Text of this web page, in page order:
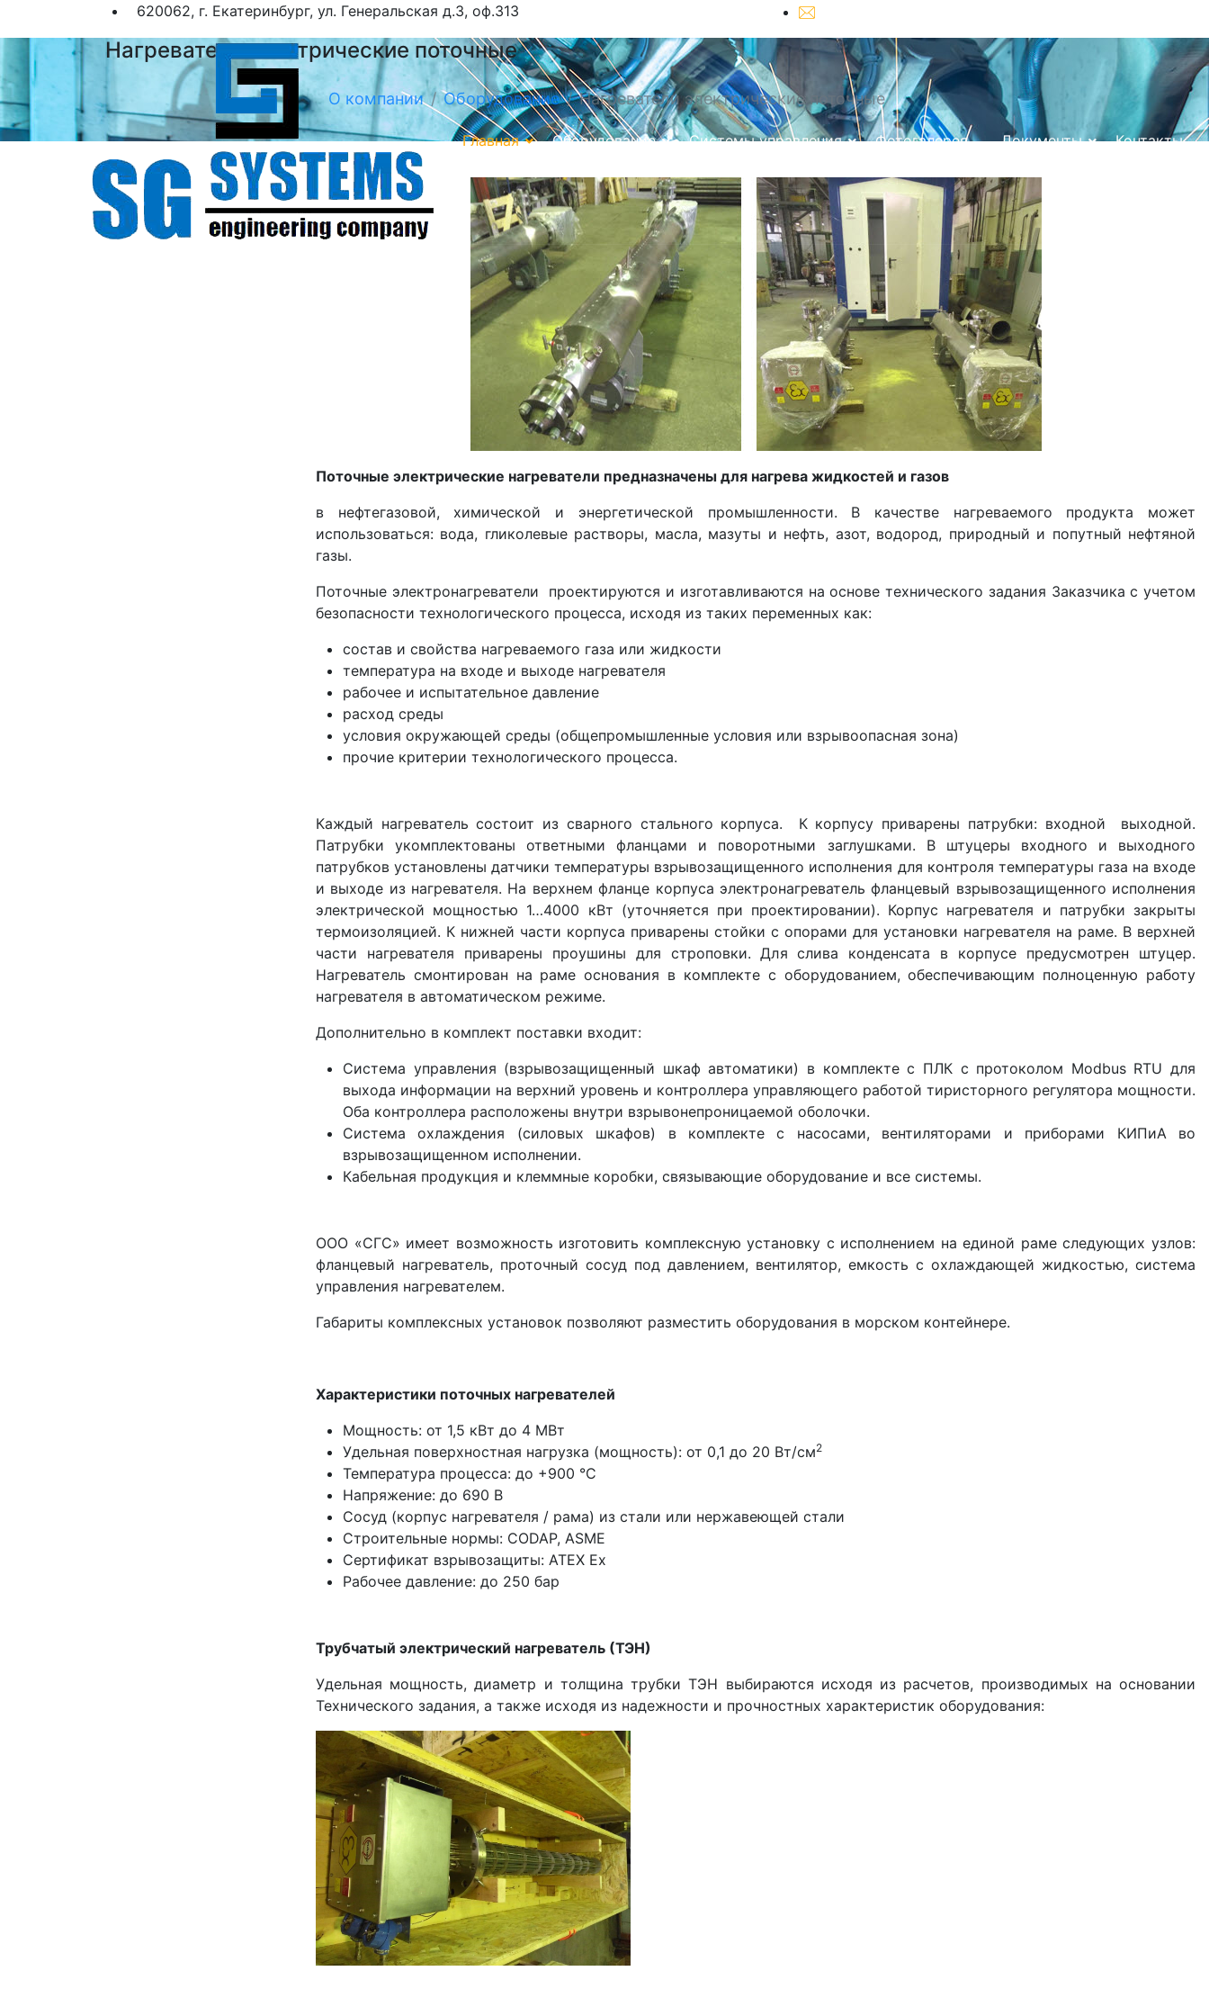
620062, г. Екатеринбург, ул. Генеральская д.3, оф.313
Главная Оборудование Системы управления Фотогалерея Документы Контакты
Нагреватели электрические поточные
О компании Оборудование Нагреватели электрические поточные
Поточные электрические нагреватели предназначены для нагрева жидкостей и газов
в нефтегазовой, химической и энергетической промышленности. В качестве нагреваемого продукта может
использоваться: вода, гликолевые растворы, масла, мазуты и нефть, азот, водород, природный и попутный нефтяной
газы.
Поточные электронагреватели проектируются и изготавливаются на основе технического задания Заказчика с учетом
безопасности технологического процесса, исходя из таких переменных как:
состав и свойства нагреваемого газа или жидкости
температура на входе и выходе нагревателя
рабочее и испытательное давление
расход среды
условия окружающей среды (общепромышленные условия или взрывоопасная зона)
прочие критерии технологического процесса.
Каждый нагреватель состоит из сварного стального корпуса. К корпусу приварены патрубки: входной выходной.
Патрубки укомплектованы ответными фланцами и поворотными заглушками. В штуцеры входного и выходного
патрубков установлены датчики температуры взрывозащищенного исполнения для контроля температуры газа на входе
и выходе из нагревателя. На верхнем фланце корпуса электронагреватель фланцевый взрывозащищенного исполнения
электрической мощностью 1…4000 кВт (уточняется при проектировании). Корпус нагревателя и патрубки закрыты
термоизоляцией. К нижней части корпуса приварены стойки с опорами для установки нагревателя на раме. В верхней
части нагревателя приварены проушины для строповки. Для слива конденсата в корпусе предусмотрен штуцер.
Нагреватель смонтирован на раме основания в комплекте с оборудованием, обеспечивающим полноценную работу
нагревателя в автоматическом режиме.
Дополнительно в комплект поставки входит:
Система управления (взрывозащищенный шкаф автоматики) в комплекте с ПЛК с протоколом Modbus RTU для
выхода информации на верхний уровень и контроллера управляющего работой тиристорного регулятора мощности.
Оба контроллера расположены внутри взрывонепроницаемой оболочки.
Система охлаждения (силовых шкафов) в комплекте с насосами, вентиляторами и приборами КИПиА во
взрывозащищенном исполнении.
Кабельная продукция и клеммные коробки, связывающие оборудование и все системы.
ООО «СГС» имеет возможность изготовить комплексную установку с исполнением на единой раме следующих узлов:
фланцевый нагреватель, проточный сосуд под давлением, вентилятор, емкость с охлаждающей жидкостью, система
управления нагревателем.
Габариты комплексных установок позволяют разместить оборудования в морском контейнере.
Характеристики поточных нагревателей
Мощность: от 1,5 кВт до 4 МВт
Удельная поверхностная нагрузка (мощность): от 0,1 до 20 Вт/см2
Температура процесса: до +900 °C
Напряжение: до 690 В
Сосуд (корпус нагревателя / рама) из стали или нержавеющей стали
Строительные нормы: CODAP, ASME
Сертификат взрывозащиты: ATEX Ex
Рабочее давление: до 250 бар
Трубчатый электрический нагреватель (ТЭН)
Удельная мощность, диаметр и толщина трубки ТЭН выбираются исходя из расчетов, производимых на основании
Технического задания, а также исходя из надежности и прочностных характеристик оборудования: